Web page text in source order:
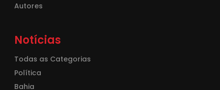
Autores
Notícias
Todas as Categorias
Política
Bahia